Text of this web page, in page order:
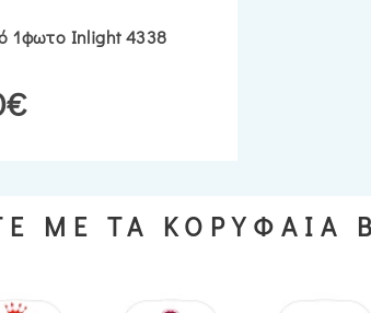
1φωτο Inlight 4338
ΜΕ ΤΑ ΚΟΡΥΦΑΙΑ